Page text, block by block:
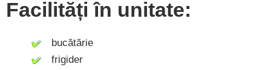
Facilități în unitate:
bucătărie
frigider